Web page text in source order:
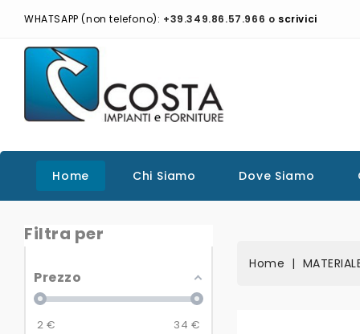
WHATSAPP (non telefono): +39.349.86.57.966 o scrivici
Home Chi Siamo Dove Siamo
Filtra per
Prezzo
2 € 34 €
Home